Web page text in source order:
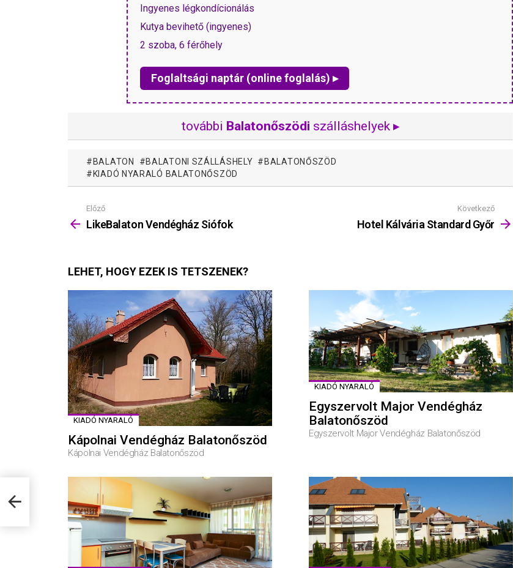
Ingyenes légkondícionálás
Kutya bevihető (ingyenes)
2 szoba, 6 férőhely
Foglaltsági naptár (online foglalás) ▸
további Balatonőszödi szálláshelyek ▸
BALATON BALATONI SZÁLLÁSHELY
BALATONŐSZÖD
KIADÓ NYARALÓ BALATONŐSZÖD
Mutass
többet
Előző
LikeBalaton Vendégház Siófok
Következő
Hotel Kálvária Standard Győr
LEHET, HOGY EZEK IS TETSZENEK?
KIADÓ NYARALÓ
Kápolnai Vendégház Balatonőszöd
Kápolnai Vendégház Balatonőszöd
KIADÓ NYARALÓ
Egyszervolt Major Vendégház
Balatonőszöd
Egyszervolt Major Vendégház Balatonőszöd